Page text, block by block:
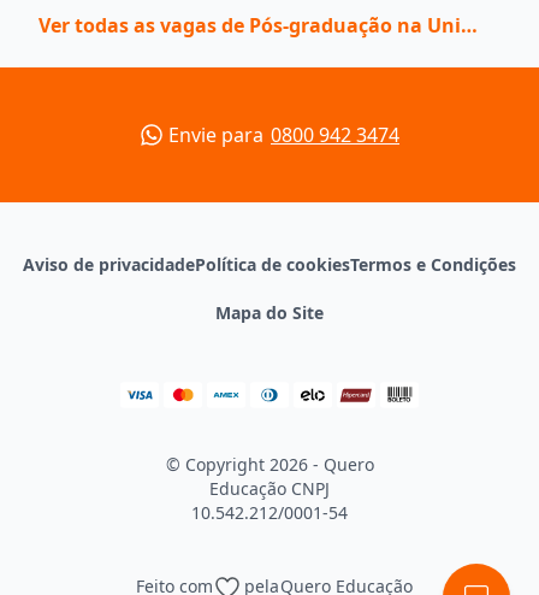
Ver todas as vagas de Pós-graduação na Universidade Módulo
Envie para 0800 942 3474
Aviso de privacidadePolítica de cookiesTermos e Condições
Mapa do Site
© Copyright 2026 - Quero
Educação CNPJ
10.542.212/0001-54
Feito com pelaQuero Educação